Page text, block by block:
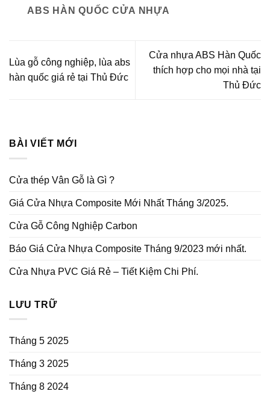
ABS HÀN QUỐC CỬA NHỰA
Lùa gỗ công nghiệp, lùa abs
hàn quốc giá rẻ tại Thủ Đức
Cửa nhựa ABS Hàn Quốc
thích hợp cho mọi nhà tại
Thủ Đức
BÀI VIẾT MỚI
Cửa thép Vân Gỗ là Gì ?
Giá Cửa Nhựa Composite Mới Nhất Tháng 3/2025.
Cửa Gỗ Công Nghiệp Carbon
Báo Giá Cửa Nhựa Composite Tháng 9/2023 mới nhất.
Cửa Nhựa PVC Giá Rẻ – Tiết Kiệm Chi Phí.
LƯU TRỮ
Tháng 5 2025
Tháng 3 2025
Tháng 8 2024